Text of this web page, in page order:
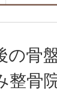
の骨
整骨